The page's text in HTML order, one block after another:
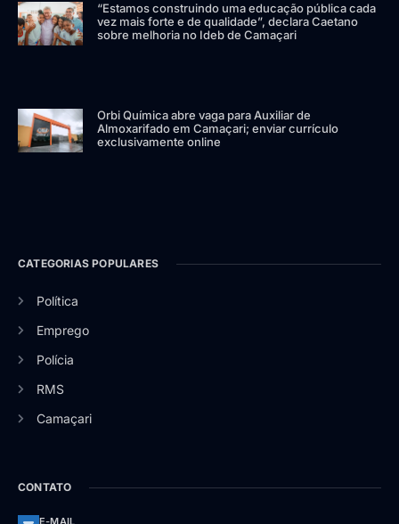
“Estamos construindo uma educação pública cada
vez mais forte e de qualidade”, declara Caetano
sobre melhoria no Ideb de Camaçari
Orbi Química abre vaga para Auxiliar de
Almoxarifado em Camaçari; enviar currículo
exclusivamente online
CATEGORIAS POPULARES
Política
Emprego
Polícia
RMS
Camaçari
CONTATO